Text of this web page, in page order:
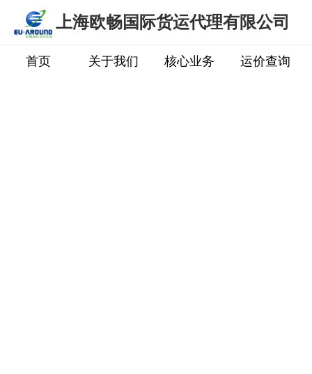
上海欧畅国际货运代理有限公司
运价查询
核心业务
关于我们
首页